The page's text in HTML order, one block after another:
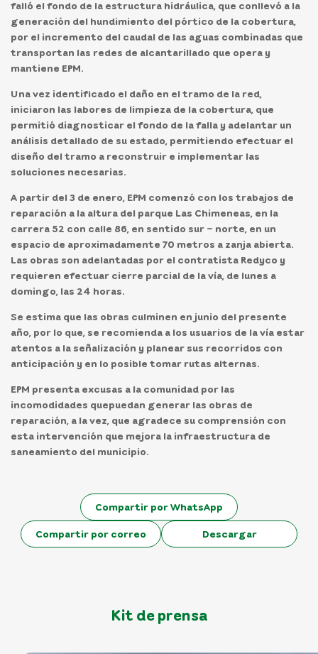
falló el fondo de la estructura hidráulica, que conllevó a la
generación del hundimiento del pórtico de la cobertura,
por el incremento del caudal de las aguas combinadas que
transportan las redes de alcantarillado que opera y
mantiene EPM.
Una vez identificado el daño en el tramo de la red,
iniciaron las labores de limpieza de la cobertura, que
permitió diagnosticar el fondo de la falla y adelantar un
análisis detallado de su estado, permitiendo efectuar el
diseño del tramo a reconstruir e implementar las
soluciones necesarias.
A partir del 3 de enero, EPM comenzó con los trabajos de
reparación a la altura del parque Las Chimeneas, en la
carrera 52 con calle 86, en sentido sur – norte, en un
espacio de aproximadamente 70 metros a zanja abierta.
Las obras son adelantadas por el contratista Redyco y
requieren efectuar cierre parcial de la vía, de lunes a
domingo, las 24 horas.
Se estima que las obras culminen en junio del presente
año, por lo que, se recomienda a los usuarios de la vía estar
atentos a la señalización y planear sus recorridos con
anticipación y en lo posible tomar rutas alternas.
EPM presenta excusas a la comunidad por las
incomodidades quepuedan generar las obras de
reparación, a la vez, que agradece su comprensión con
esta intervención que mejora la infraestructura de
saneamiento del municipio.
Compartir por WhatsApp
Compartir por correo Descargar
Kit de prensa